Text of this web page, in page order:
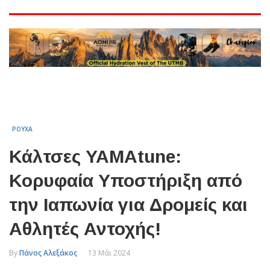
ΡΟΥΧΑ
Κάλτσες YAMAtune:
Κορυφαία Υποστήριξη από
την Ιαπωνία για Δρομείς και
Αθλητές Αντοχής!
ByΠάνος Αλεξάκος 13 Μάι 2024